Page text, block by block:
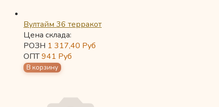
Вултайм 36 терракот
Цена склада:
РОЗН 1 317,40 Руб
ОПТ941 Руб